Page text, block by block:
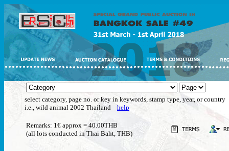
select category, page no. or key in keywords, stamp type, year, or country
i.e., wild animal 2002 Thailand help
Remarks: 1€ approx = 40.00THB
(all lots conducted in Thai Baht, THB)